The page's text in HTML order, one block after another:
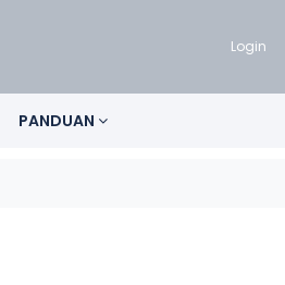
Login
PANDUAN